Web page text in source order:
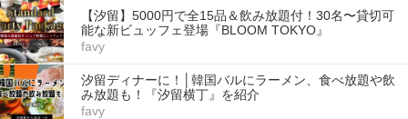
【汐留】5000円で全15品＆飲み放題付！30名〜貸切可
能な新ビュッフェ登場『BLOOM TOKYO』
favy
汐留ディナーに！│韓国バルにラーメン、食べ放題や飲
み放題も！『汐留横丁』を紹介
favy